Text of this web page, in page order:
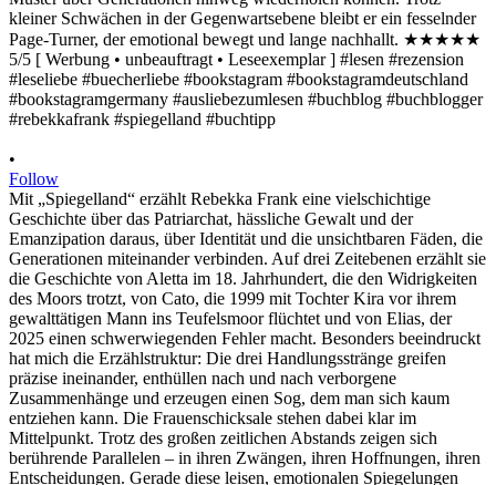
•
Follow
Mit „Spiegelland“ erzählt Rebekka Frank eine vielschichtige
Geschichte über das Patriarchat, hässliche Gewalt und der
Emanzipation daraus, über Identität und die unsichtbaren Fäden, die
Generationen miteinander verbinden. Auf drei Zeitebenen erzählt sie
die Geschichte von Aletta im 18. Jahrhundert, die den Widrigkeiten
des Moors trotzt, von Cato, die 1999 mit Tochter Kira vor ihrem
gewalttätigen Mann ins Teufelsmoor flüchtet und von Elias, der
2025 einen schwerwiegenden Fehler macht. Besonders beeindruckt
hat mich die Erzählstruktur: Die drei Handlungsstränge greifen
präzise ineinander, enthüllen nach und nach verborgene
Zusammenhänge und erzeugen einen Sog, dem man sich kaum
entziehen kann. Die Frauenschicksale stehen dabei klar im
Mittelpunkt. Trotz des großen zeitlichen Abstands zeigen sich
berührende Parallelen – in ihren Zwängen, ihren Hoffnungen, ihren
Entscheidungen. Gerade diese leisen, emotionalen Spiegelungen